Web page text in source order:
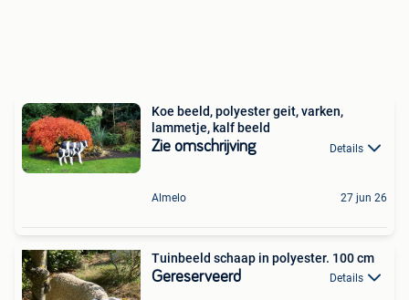
Koe beeld, polyester geit, varken,
lammetje, kalf beeld
Zie omschrijving Details
Almelo 27 jun 26
Tuinbeeld schaap in polyester. 100 cm
Gereserveerd Details